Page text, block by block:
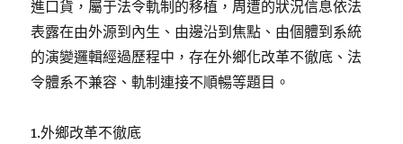
進口貨，屬于法令軌制的移植，周遭的狀況信息依法
表露在由外源到內生、由邊沿到焦點、由個體到系統
的演變邏輯經過歷程中，存在外鄉化改革不徹底、法
令體系不兼容、軌制連接不順暢等題目。
1.外鄉改革不徹底